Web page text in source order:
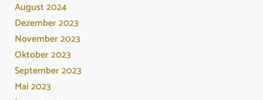
August 2024
Dezember 2023
November 2023
Oktober 2023
September 2023
Mai 2023